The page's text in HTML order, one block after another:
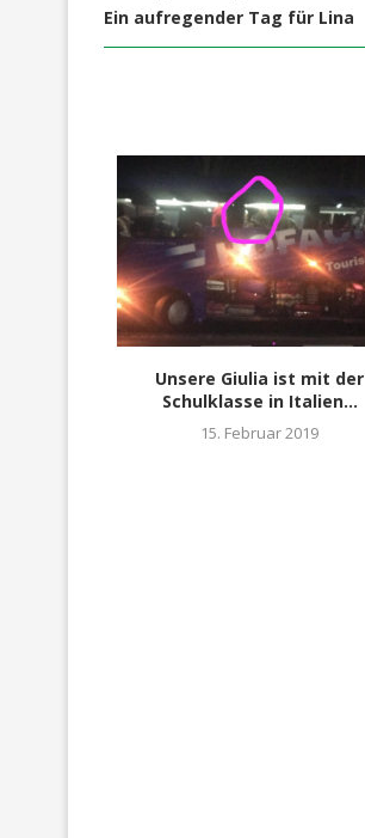
Ein aufregender Tag für Lina
Unsere Giulia ist mit der
Schulklasse in Italien...
15. Februar 2019